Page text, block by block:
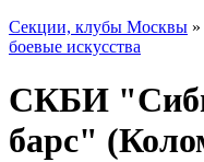
Секции, клубы Москвы »
боевые искусства
СКБИ
барс"